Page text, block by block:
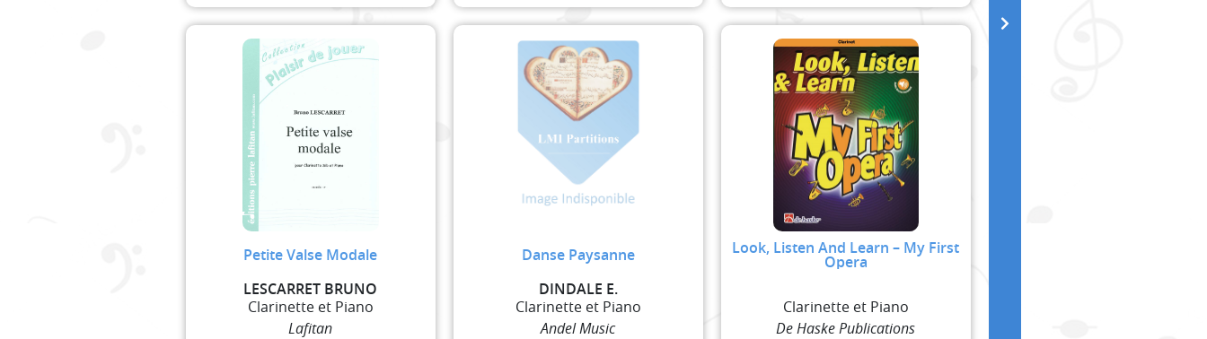
Petite Valse Modale
LESCARRET BRUNO
Clarinette et Piano
Lafitan
Danse Paysanne
DINDALE E.
Clarinette et Piano
Andel Music
Look, Listen And Learn – My First
Opera
Clarinette et Piano
De Haske Publications